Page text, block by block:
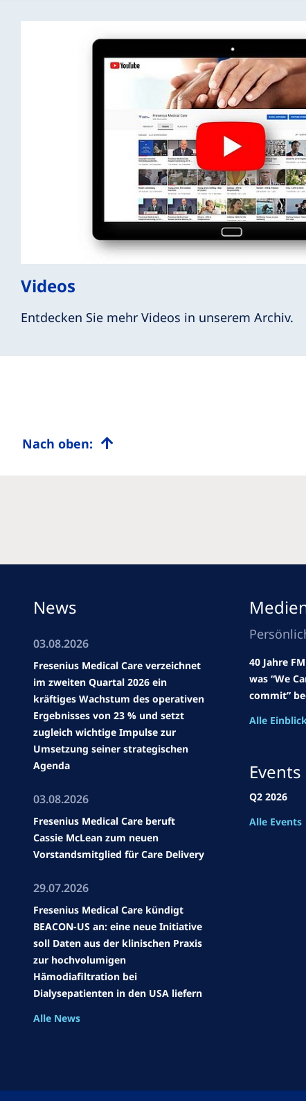
Videos
Entdecken Sie mehr Videos in unserem Archiv.
Nach oben:
News
03.08.2026
Fresenius Medical Care verzeichnet
im zweiten Quartal 2026 ein
kräftiges Wachstum des operativen
Ergebnisses von 23 % und setzt
zugleich wichtige Impulse zur
Umsetzung seiner strategischen
Agenda
03.08.2026
Fresenius Medical Care beruft
Cassie McLean zum neuen
Vorstandsmitglied für Care Delivery
29.07.2026
Fresenius Medical Care kündigt
BEACON-US an: eine neue Initiative
soll Daten aus der klinischen Praxis
zur hochvolumigen
Hämodiafiltration bei
Dialysepatienten in den USA liefern
Alle News
40 Jahre
was “We
commit”
Alle
Events
Q2 2026
Alle Events